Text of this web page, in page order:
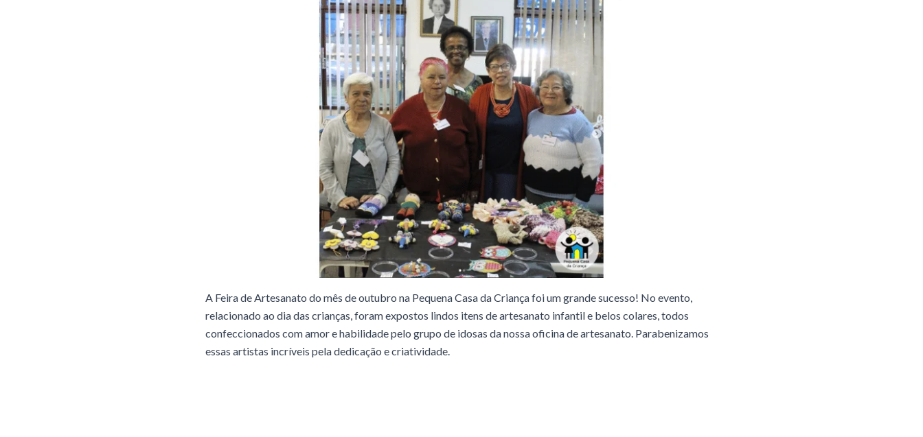
A Feira de Artesanato do mês de outubro na Pequena Casa da Criança foi um grande sucesso! No evento,
relacionado ao dia das crianças, foram expostos lindos itens de artesanato infantil e belos colares, todos
confeccionados com amor e habilidade pelo grupo de idosas da nossa oficina de artesanato. Parabenizamos
essas artistas incríveis pela dedicação e criatividade.